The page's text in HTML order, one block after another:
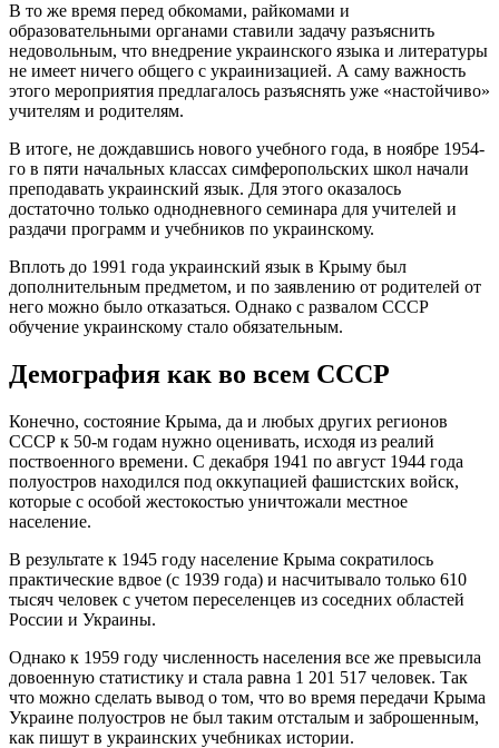
В то же время перед обкомами, райкомами и
образовательными органами ставили задачу разъяснить
недовольным, что внедрение украинского языка и литературы
не имеет ничего общего с украинизацией. А саму важность
этого мероприятия предлагалось разъяснять уже «настойчиво»
учителям и родителям.
В итоге, не дождавшись нового учебного года, в ноябре 1954-
го в пяти начальных классах симферопольских школ начали
преподавать украинский язык. Для этого оказалось
достаточно только однодневного семинара для учителей и
раздачи программ и учебников по украинскому.
Вплоть до 1991 года украинский язык в Крыму был
дополнительным предметом, и по заявлению от родителей от
него можно было отказаться. Однако с развалом СССР
обучение украинскому стало обязательным.
Демография как во всем СССР
Конечно, состояние Крыма, да и любых других регионов
СССР к 50-м годам нужно оценивать, исходя из реалий
поствоенного времени. С декабря 1941 по август 1944 года
полуостров находился под оккупацией фашистских войск,
которые с особой жестокостью уничтожали местное
население.
В результате к 1945 году население Крыма сократилось
практические вдвое (с 1939 года) и насчитывало только 610
тысяч человек с учетом переселенцев из соседних областей
России и Украины.
Однако к 1959 году численность населения все же превысила
довоенную статистику и стала равна 1 201 517 человек. Так
что можно сделать вывод о том, что во время передачи Крыма
Украине полуостров не был таким отсталым и заброшенным,
как пишут в украинских учебниках истории.